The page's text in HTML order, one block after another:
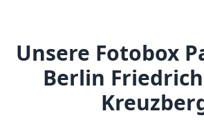
Unsere Fotobox
Berlin